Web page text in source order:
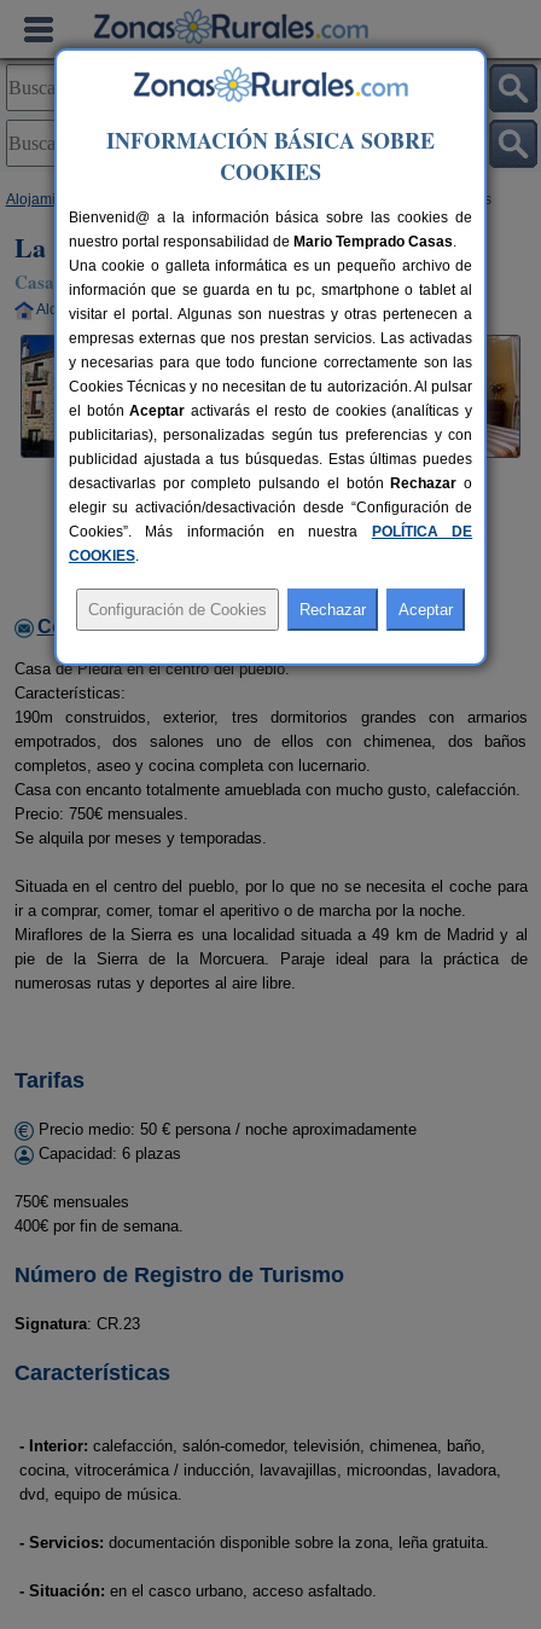
Alojamientos > La Quinta de Las Flores
La Quinta de Las Flores
Casa Rural en Miraflores de La Sierra (Madrid)
Alquiler completo 6 plazas 50 km de Madrid
Contactar con el alojamiento
Casa de Piedra en el centro del pueblo.
Características:
190m construidos, exterior, tres dormitorios grandes con armarios
empotrados, dos salones uno de ellos con chimenea, dos baños
completos, aseo y cocina completa con lucernario.
Casa con encanto totalmente amueblada con mucho gusto, calefacción.
Precio: 750€ mensuales.
Se alquila por meses y temporadas.
Situada en el centro del pueblo, por lo que no se necesita el coche para
ir a comprar, comer, tomar el aperitivo o de marcha por la noche.
Miraflores de la Sierra es una localidad situada a 49 km de Madrid y al
pie de la Sierra de la Morcuera. Paraje ideal para la práctica de
numerosas rutas y deportes al aire libre.
Tarifas
Precio medio: 50 € persona / noche aproximadamente
Capacidad: 6 plazas
750€ mensuales
400€ por fin de semana.
Número de Registro de Turismo
Signatura: CR.23
Características
- Interior: calefacción, salón-comedor, televisión, chimenea, baño,
cocina, vitrocerámica / inducción, lavavajillas, microondas, lavadora,
dvd, equipo de música.
- Servicios: documentación disponible sobre la zona, leña gratuita.
- Situación: en el casco urbano, acceso asfaltado.
INFORMACIÓN BÁSICA SOBRE
COOKIES
Bienvenid@ a la información básica sobre las cookies de
nuestro portal responsabilidad de Mario Temprado Casas.
Una cookie o galleta informática es un pequeño archivo de
información que se guarda en tu pc, smartphone o tablet al
visitar el portal. Algunas son nuestras y otras pertenecen a
empresas externas que nos prestan servicios. Las activadas
y necesarias para que todo funcione correctamente son las
Cookies Técnicas y no necesitan de tu autorización. Al pulsar
el botónAceptar activarás el resto de cookies (analíticas y
publicitarias), personalizadas según tus preferencias y con
publicidad ajustada a tus búsquedas. Estas últimas puedes
desactivarlas por completo pulsando el botón Rechazar o
elegir su activación/desactivación desde “Configuración de
Cookies”. Más información en nuestra
POLÍTICA DE
COOKIES.